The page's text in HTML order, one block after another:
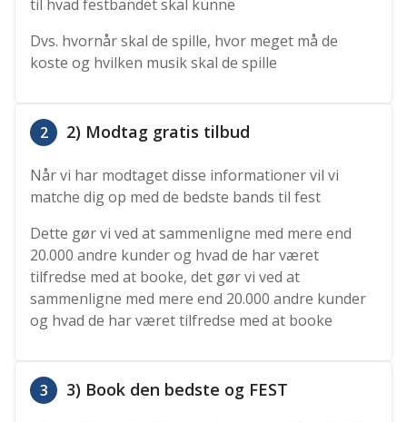
til hvad festbandet skal kunne
Dvs. hvornår skal de spille, hvor meget må de
koste og hvilken musik skal de spille
2 2) Modtag gratis tilbud
Når vi har modtaget disse informationer vil vi
matche dig op med de bedste bands til fest
Dette gør vi ved at sammenligne med mere end
20.000 andre kunder og hvad de har været
tilfredse med at booke, det gør vi ved at
sammenligne med mere end 20.000 andre kunder
og hvad de har været tilfredse med at booke
3 3) Book den bedste og FEST